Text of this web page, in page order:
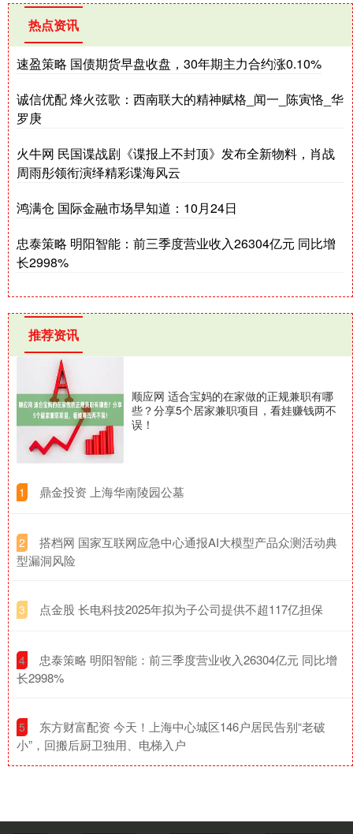
热点资讯
速盈策略 国债期货早盘收盘，30年期主力合约涨0.10%
诚信优配 烽火弦歌：西南联大的精神赋格_闻一_陈寅恪_华
罗庚
火牛网 民国谍战剧《谍报上不封顶》发布全新物料，肖战
周雨彤领衔演绎精彩谍海风云
鸿满仓 国际金融市场早知道：10月24日
忠泰策略 明阳智能：前三季度营业收入26304亿元 同比增
长2998%
推荐资讯
顺应网 适合宝妈的在家做的正规兼职有哪
些？分享5个居家兼职项目，看娃赚钱两不
误！
1 ​鼎金投资 上海华南陵园公墓
2
​搭档网 国家互联网应急中心通报AI大模型产品众测活动典
型漏洞风险
3 ​点金股 长电科技2025年拟为子公司提供不超117亿担保
4
​忠泰策略 明阳智能：前三季度营业收入26304亿元 同比增
长2998%
5
​东方财富配资 今天！上海中心城区146户居民告别“老破
小”，回搬后厨卫独用、电梯入户